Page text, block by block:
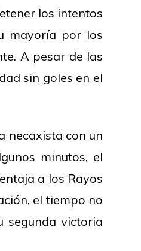
los intentos
mayoría por los
A pesar de las
sin goles en el
necaxista con un
minutos, el
a los Rayos
el tiempo no
segunda victoria